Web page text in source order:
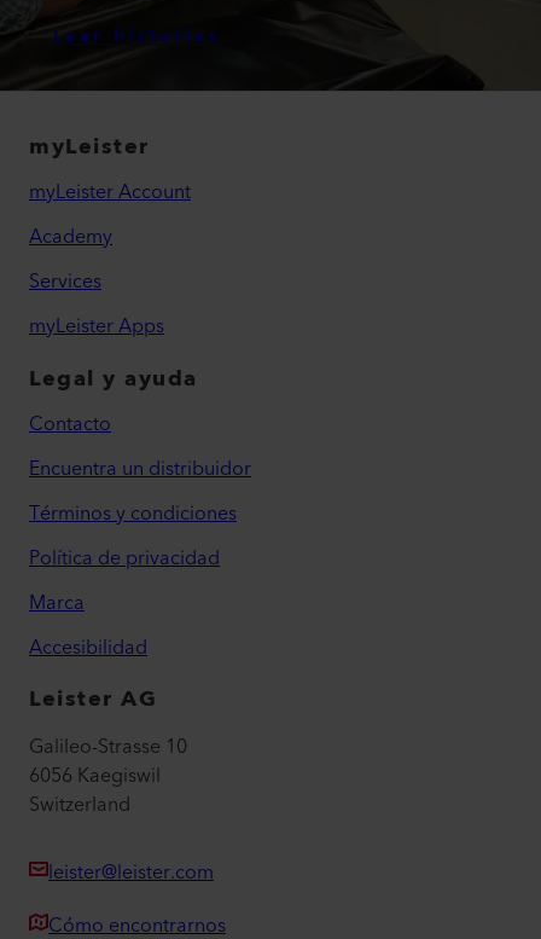
Leer historias
myLeister
myLeister Account
Academy
Services
myLeister Apps
Legal y ayuda
Contacto
Encuentra un distribuidor
Términos y condiciones
Política de privacidad
Marca
Accesibilidad
Leister AG
Galileo-Strasse 10
6056 Kaegiswil
Switzerland
leister@leister.com
Cómo encontrarnos